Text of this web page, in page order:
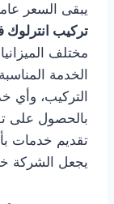
يبقى السعر
تركيب
مختلف
الخدمة
التركيب، وأي
بالحصول على
تقديم خدمات
يجعل الشركة